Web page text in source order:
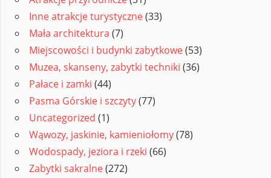
Inne atrakcje turystyczne(33)
Mała architektura (7)
Miejscowości i budynki zabytkowe(53)
Muzea, skanseny, zabytki techniki (36)
Pałace i zamki (44)
Pasma Górskie i szczyty(77)
Uncategorized (1)
Wąwozy, jaskinie, kamieniołomy(78)
Wodospady, jeziora i rzeki (66)
Zabytki sakralne(272)